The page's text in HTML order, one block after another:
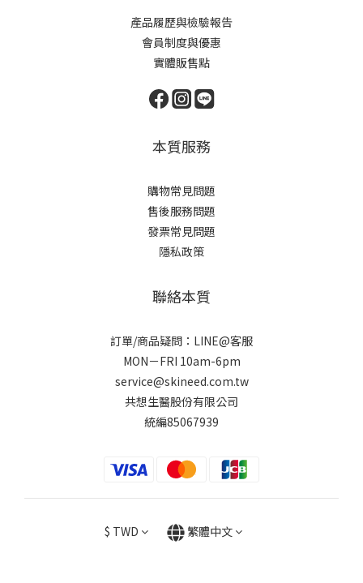
產品履歷與檢驗報告
會員制度與優惠
實體販售點
本質服務
購物常見問題
售後服務問題
發票常見問題
隱私政策
聯絡本質
訂單/商品疑問：LINE@客服
MON－FRI 10am-6pm
service@skineed.com.tw
共想生醫股份有限公司
統編85067939
$ TWD 繁體中文